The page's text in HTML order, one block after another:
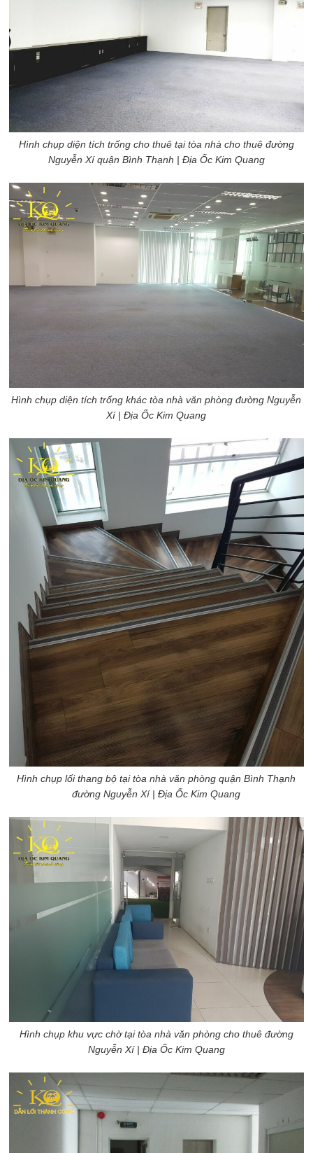
Hình chụp diện tích trống cho thuê tại tòa nhà cho thuê đường
Nguyễn Xí quận Bình Thạnh | Địa Ốc Kim Quang
Hình chụp diện tích trống khác tòa nhà văn phòng đường Nguyễn
Xí | Địa Ốc Kim Quang
Hình chụp lối thang bộ tại tòa nhà văn phòng quận Bình Thạnh
đường Nguyễn Xí | Địa Ốc Kim Quang
Hình chụp khu vực chờ tại tòa nhà văn phòng cho thuê đường
Nguyễn Xí | Địa Ốc Kim Quang